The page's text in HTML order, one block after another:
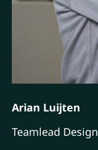
Arian Luijten
Teamlead Design